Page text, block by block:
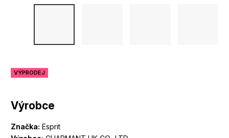
Výrobce
Značka: Esprit
VÝPRODEJ